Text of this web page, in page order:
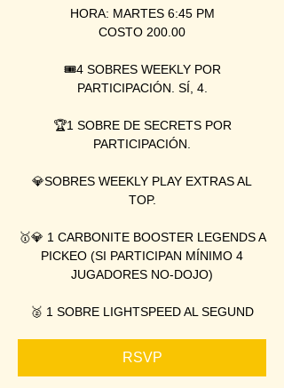
HORA: MARTES 6:45 PM
COSTO 200.00
🎟4 SOBRES WEEKLY POR
PARTICIPACIÓN. SÍ, 4.
🏆1 SOBRE DE SECRETS POR
PARTICIPACIÓN.
💎SOBRES WEEKLY PLAY EXTRAS AL
TOP.
🥇💎 1 CARBONITE BOOSTER LEGENDS A
PICKEO (SI PARTICIPAN MÍNIMO 4
JUGADORES NO-DOJO)
🥈 1 SOBRE LIGHTSPEED AL SEGUND
RSVP